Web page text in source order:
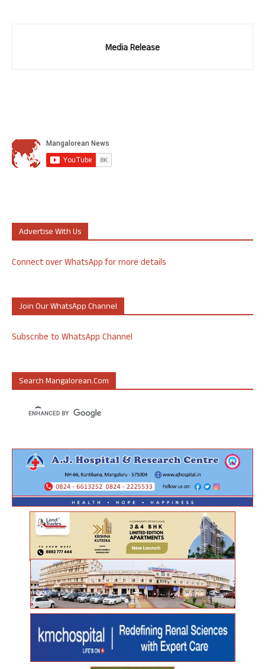
Media Release
Advertise With Us
Connect over WhatsApp for more details
Join Our WhatsApp Channel
Subscribe to WhatsApp Channel
Search Mangalorean.com